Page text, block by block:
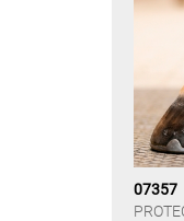
07357